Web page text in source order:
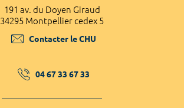
191 av. du Doyen Giraud
34295 Montpellier cedex 5
Contacter le CHU
04 67 33 67 33